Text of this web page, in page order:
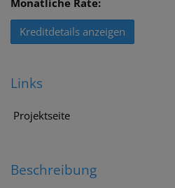
Monatliche Rate:
Kreditdetails anzeigen
Links
Projektseite
Beschreibung